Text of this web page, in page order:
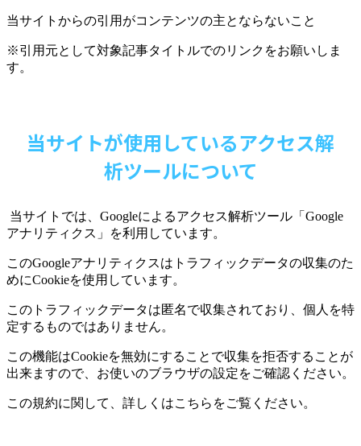
当サイトからの引用がコンテンツの主とならないこと
※引用元として対象記事タイトルでのリンクをお願いしま
す。
当サイトが使用しているアクセス解
析ツールについて
当サイトでは、 Googleによるアクセス解析ツール「 Google
アナリティクス」を利用しています。
このGoogleアナリティクスはトラフィックデータの収集のた
めにCookieを使用しています。
このトラフィックデータは匿名で収集されており、個人を特
定するものではありません。
この機能はCookieを無効にすることで収集を拒否することが
出来ますので、お使いのブラウザの設定をご確認ください。
この規約に関して、詳しくはこちらをご覧ください。